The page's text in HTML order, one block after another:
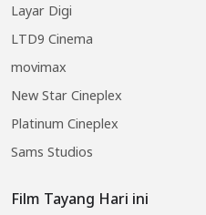
Layar Digi
LTD9 Cinema
movimax
New Star Cineplex
Platinum Cineplex
Sams Studios
Film Tayang Hari ini